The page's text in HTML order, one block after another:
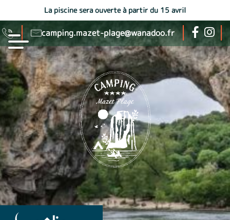
La piscine sera ouverte à partir du 15 avril
camping.mazet-plage@wanadoo.fr